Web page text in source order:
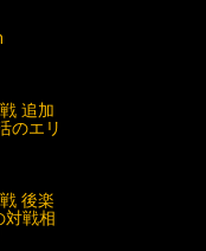
追加
のエリ
後楽
戦相